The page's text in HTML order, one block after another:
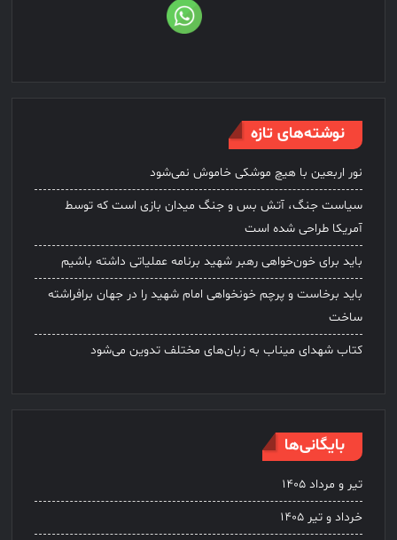
نوشته‌های تازه
نور اربعین با هیچ موشکی خاموش نمی‌شود
سیاست جنگ، آتش بس و جنگ میدان بازی است که توسط
آمریکا طراحی شده است
باید برای خون‌خواهی رهبر شهید برنامه عملیاتی داشته باشیم
باید برخاست و پرچم خونخواهی امام شهید را در جهان برافراشته
ساخت
کتاب شهدای میناب به زبان‌های مختلف تدوین می‌شود
بایگانی‌ها
تیر و مرداد ۱۴۰۵
خرداد و تیر ۱۴۰۵